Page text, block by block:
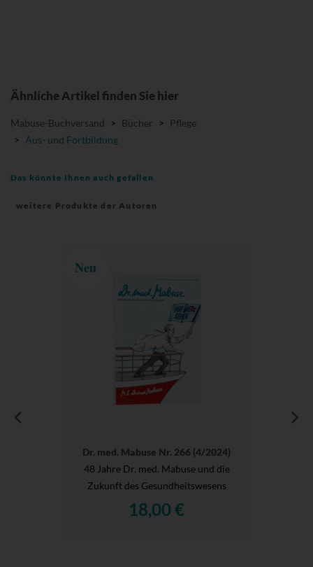
Ähnliche Artikel finden Sie hier
Mabuse-Buchversand > Bücher >
Pflege
> Aus- und Fortbildung
Das könnte Ihnen auch gefallen
weitere Produkte der Autoren
Neu
Dr. med. Mabuse Nr. 266 (4/2024)
48 Jahre Dr. med. Mabuse und die
Zukunft des Gesundheitswesens
18,00 €